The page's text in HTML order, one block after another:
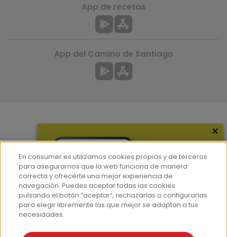
Hemeroteca
Contacto
Prensa
Corpus Lingüístico Consumer
App de recetas
App del Camino de Santiago
×
En consumer.es utilizamos cookies propias y de terceros
para asegurarnos que la web funciona de manera
correcta y ofrecerte una mejor experiencia de
navegación. Puedes aceptar todas las cookies
pulsando el botón “aceptar”, rechazarlas o configurarlas
para elegir libremente las que mejor se adaptan a tus
necesidades.